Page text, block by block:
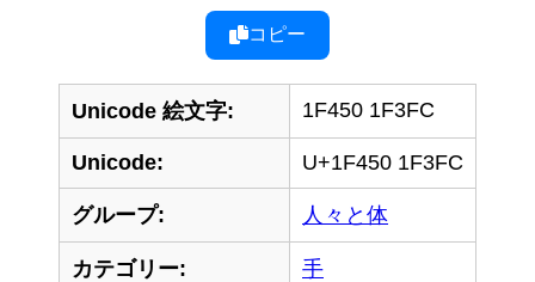
コピー
Unicode 絵文字: 1F450 1F3FC
Unicode: U+1F450 1F3FC
グループ: 人々と体
カテゴリー: 手